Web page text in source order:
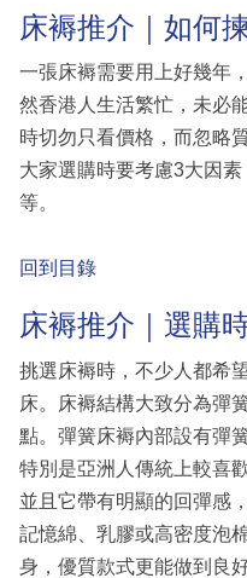
區
床褥推介｜如何
一張床褥需要用上好幾年
然香港人生活繁忙，未必
時切勿只看價格，而忽略
大家選購時要考慮3大因
等。
回到目錄
床褥推介｜選購
挑選床褥時，不少人都希
床。床褥結構大致分為彈
點。彈簧床褥內部設有彈
特別是亞洲人傳統上較喜
並且它帶有明顯的回彈感
記憶綿、乳膠或高密度泡
身，優質款式更能做到良